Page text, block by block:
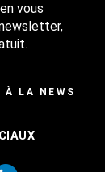
vous
À LA